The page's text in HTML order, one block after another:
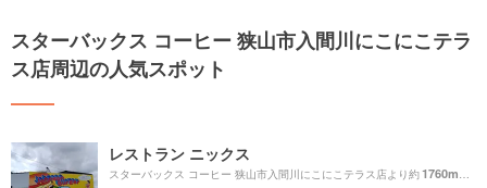
スターバックス コーヒー 狭山市入間川にこにこテラ
ス店周辺の人気スポット
レストラン ニックス
スターバックス コーヒー 狭山市入間川にこにこテラス店より約1760m （徒